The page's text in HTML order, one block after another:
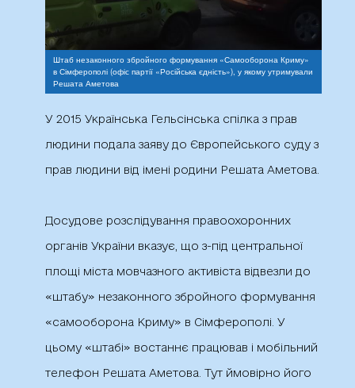
Штаб незаконного збройного формування «Самооборона Криму»
в Сімферополі (офіс партії «Російська єдність»), у якому утримували
Решата Аметова
У 2015 Українська Гельсінська спілка з прав
людини подала заяву до Європейського суду з
прав людини від імені родини Решата Аметова.
Досудове розслідування правоохоронних
органів України вказує, що з-під центральної
площі міста мовчазного активіста відвезли до
«штабу» незаконного збройного формування
«самооборона Криму» в Сімферополі. У
цьому «штабі» востаннє працював і мобільний
телефон Решата Аметова. Тут ймовірно його